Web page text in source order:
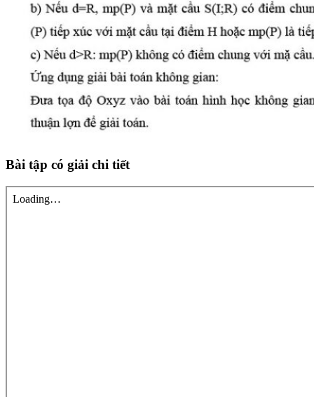
Bài tập có giải chi tiết